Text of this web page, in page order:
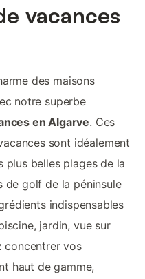
vacances
des maisons
notre superbe
en Algarve. Ces
sont idéalement
plus belles plages de la
de golf de la péninsule
indispensables
jardin, vue sur
concentrer vos
haut de gamme,